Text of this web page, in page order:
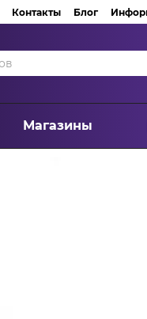
Контакты Блог
Магазины